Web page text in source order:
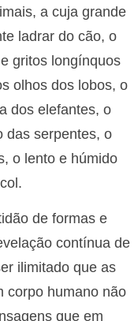
a cuja grande
ladrar do cão, o
gritos longínquos
olhos dos lobos, o
dos elefantes, o
das serpentes, o
o lento e húmido
de formas e
contínua de
ilimitado que as
corpo humano não
que em